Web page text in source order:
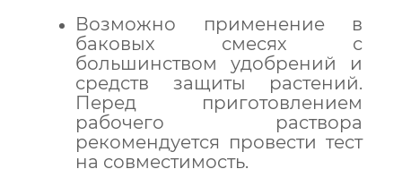
Возможно применение в
баковых смесях с
большинством удобрений и
средств защиты растений.
Перед приготовлением
рабочего раствора
рекомендуется провести тест
на совместимость.